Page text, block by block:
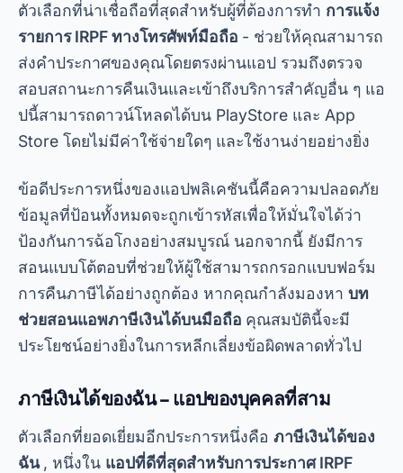
ฉัน, หนึ่งในแอปที่ดีที่สุดสำหรับการประกาศ IRPF
พัฒนาโดยบริษัทเอกชน แอปนี้โดดเด่นด้วยอินเทอร์เฟซ
ที่เป็นมิตรกับผู้ใช้และฟีเจอร์ขั้นสูงเช่นการนำเข้าใบ
เสร็จและใบจ่ายเงินโดยอัตโนมัติ ในการใช้งาน เพียง
เข้าไปที่ PlayStore หรือ App Store และค้นหาชื่อ
แอป การดาวน์โหลดรวดเร็วและการใช้งานก็ง่ายดาย
การโฆษณา - สปอตโฆษณา
นอกจากนี้ภาษีเงินได้ของฉันมีทั้งแผนแบบฟรีและแบบ
ชำระเงิน ในเวอร์ชันฟรี คุณสามารถกรอกและส่งคำ
ประกาศของคุณได้โดยไม่มีค่าใช้จ่ายเพิ่มเติม ใน
เวอร์ชั่นพรีเมียม มีการสนับสนุนเฉพาะและฟีเจอร์เสริม
เช่น การจำลองภาษีในอนาคต ความยืดหยุ่นนี้ทำให้
เป็นตัวเลือกยอดนิยมของผู้เสียภาษีที่มองหาความ
Declara Fácil – ความเรียบง่ายและมี
ประสิทธิภาพ